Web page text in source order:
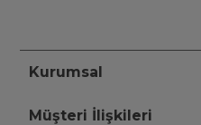
Kurumsal
Müşteri İlişkileri